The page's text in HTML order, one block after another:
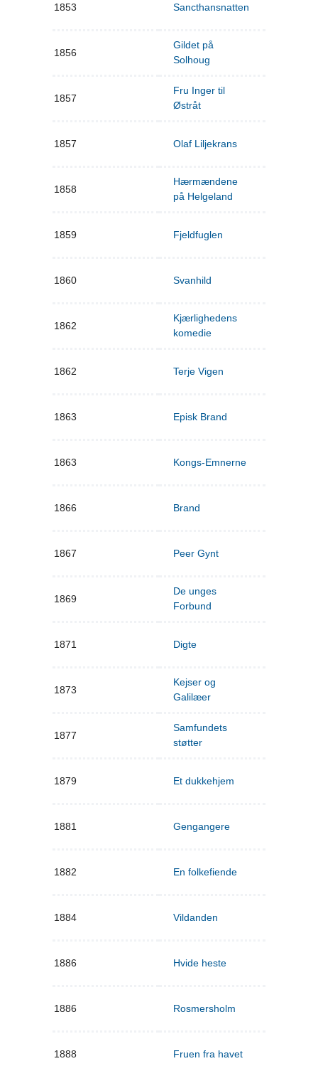
1853 Sancthansnatten
1856
Gildet på
Solhoug
1857
Fru Inger til
Østråt
1857 Olaf Liljekrans
1858
Hærmændene
på Helgeland
1859 Fjeldfuglen
1860 Svanhild
1862
Kjærlighedens
komedie
1862 Terje Vigen
1863 Episk Brand
1863 Kongs-Emnerne
1866 Brand
1867 Peer Gynt
1869
De unges
Forbund
1871 Digte
1873
Kejser og
Galilæer
1877
Samfundets
støtter
1879 Et dukkehjem
1881 Gengangere
1882 En folkefiende
1884 Vildanden
1886 Hvide heste
1886 Rosmersholm
1888 Fruen fra havet